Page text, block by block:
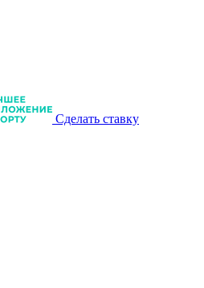
Сделать ставку